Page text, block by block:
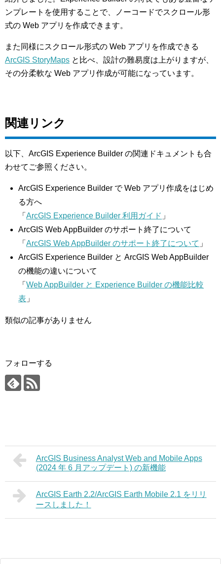
ンプレートを使用することで、ノーコードでスクロール形
式の Web アプリを作成できます。
また同様にスクロール形式の Web アプリを作成できる
ArcGIS StoryMaps と比べ、設計の難易度は上がりますが、
その分柔軟な Web アプリ作成が可能になっています。
関連リンク
以下、ArcGIS Experience Builder の関連ドキュメントも合
わせてご参照ください。
ArcGIS Experience Builder で Web アプリ作成をはじめ
る方へ
「ArcGIS Experience Builder 利用ガイド 」
ArcGIS Web AppBuilder のサポート終了について
「ArcGIS Web AppBuilder のサポート終了について 」
ArcGIS Experience Builder と ArcGIS Web AppBuilder
の機能の違いについて
「Web AppBuilder と Experience Builder の機能比較
表 」
類似の記事がありません
フォローする
ArcGIS Business Analyst Web and Mobile Apps
(2024 年 6 月アップデート) の新機能
ArcGIS Earth 2.2/ArcGIS Earth Mobile 2.1 をリリ
ースしました！